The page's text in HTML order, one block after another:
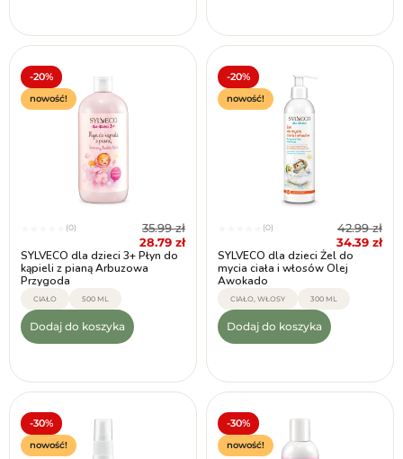
-20%
nowość!
(0) 35.99zł
28.79 zł
SYLVECO dla dzieci 3+ Płyn do
kąpieli z pianą Arbuzowa
Przygoda
CIAŁO 500 ML
Dodaj do koszyka
-20%
nowość!
(0) 42.99zł
34.39 zł
SYLVECO dla dzieci Żel do
mycia ciała i włosów Olej
Awokado
CIAŁO, WŁOSY 300 ML
Dodaj do koszyka
-30%
nowość!
-30%
nowość!